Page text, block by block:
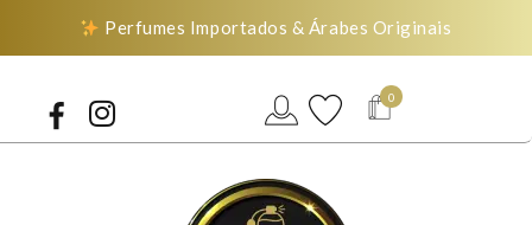
Perfumes Importados & Árabes Originais
0